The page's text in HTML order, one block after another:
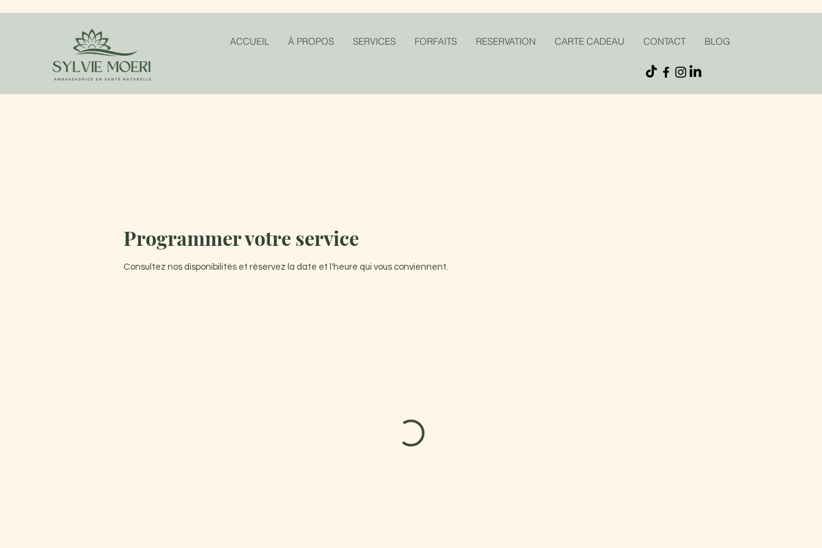
ACCUEIL À PROPOS SERVICES FORFAITS RESERVATION CARTE CADEAU CONTACT BLOG
Programmer votre service
Consultez nos disponibilités et réservez la date et l'heure qui vous conviennent.